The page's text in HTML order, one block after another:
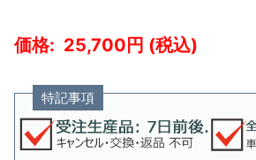
25,700
特記事項